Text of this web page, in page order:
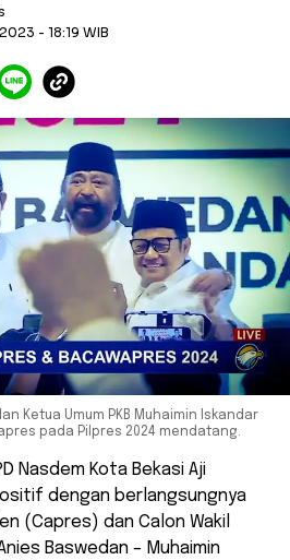
- 18:19 WIB
Ketua Umum PKB Muhaimin Iskandar
pada Pilpres 2024 mendatang.
Nasdem Kota Bekasi Aji
dengan berlangsungnya
(Capres) dan Calon Wakil
Baswedan – Muhaimin